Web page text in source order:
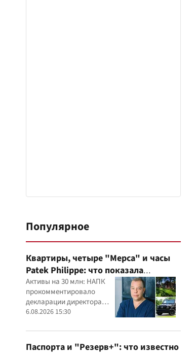
Популярное
Квартиры, четыре "Мерса" и часы
Patek Philippe: что показала
проверка деклараций руководителя
детского кардиоцентра
Маньковского и что говорит НАПК?
Активы на 30 млн: НАПК
прокомментировало
декларации директора
кардиоцентра Георгия
6.08.2026 15:30
Паспорта и "Резерв+": что известно